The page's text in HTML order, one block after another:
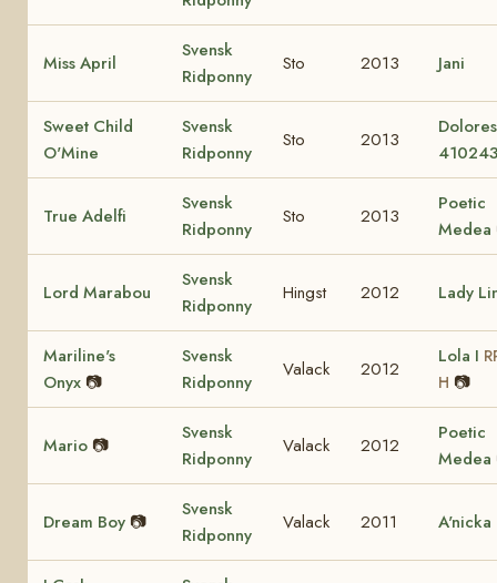
Miss April
Svensk
Ridponny
Sto 2013 Jani
Sweet Child
O'Mine
Svensk
Ridponny
Sto 2013
True Adelfi
Svensk
Ridponny
Sto 2013
Poetic
Medea
Lord Marabou
Svensk
Ridponny
Hingst 2012 Lady
Mariline's
Onyx 📷
Svensk
Ridponny
Valack 2012
Lola I
H 📷
Mario 📷
Svensk
Ridponny
Valack 2012
Poetic
Medea
Dream Boy 📷
Svensk
Ridponny
Valack 2011 A'nicka